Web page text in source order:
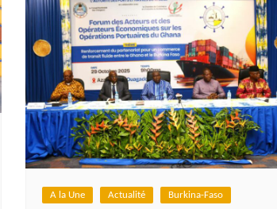
A la Une Actualité Burkina-Faso